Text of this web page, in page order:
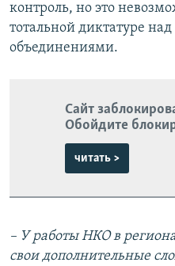
контроль, но это
тотальной диктатуре
объединениями.
Сайт
Обойдите
читать >
– У работы НКО в
свои дополнительные